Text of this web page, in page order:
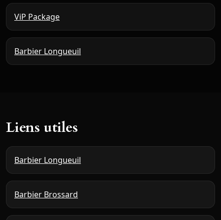
ViP Package
Barbier Longueuil
Liens utiles
Barbier Longueuil
Barbier Brossard